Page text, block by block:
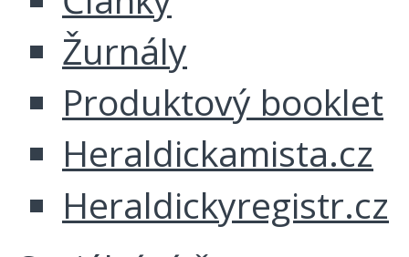
Žurnály
Produktový booklet
Heraldickamista.cz
Heraldickyregistr.cz